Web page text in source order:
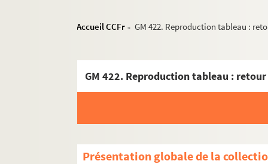
Accueil CCFr > GM 422. Reproduction tableau :
Présentation globale de la